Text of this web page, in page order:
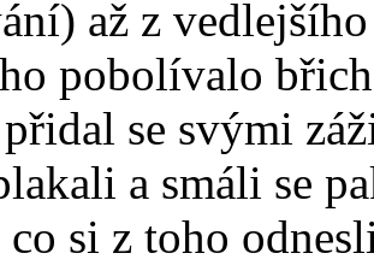
až z
pobolívalo
přidal se svými
a smáli se
si z toho